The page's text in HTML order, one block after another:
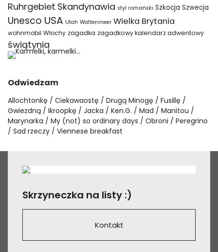
Ruhrgebiet Skandynawia styl romański Szkocja Szwecja
Unesco USA Utah Wattenmeer Wielka Brytania
wohnmobil Włochy zagadka zagadkowy kalendarz adwentowy
świątynia
Odwiedzam
Allochtonkę Ciekawaostę Drugą Minogę
Fusillę
Gwiezdną
Ikroopkę Jacka Ken.G. Mad
Manitou
Marynarka
My (not) so ordinary days Obroni
Peregrino
Sad rzeczy
Viennese breakfast
Skrzyneczka na listy :)
Kontakt